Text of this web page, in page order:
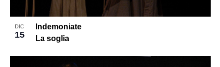
DIC
15
Indemoniate
La soglia